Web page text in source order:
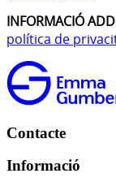
INFORMACIÓ
política de
Contacte
Informació